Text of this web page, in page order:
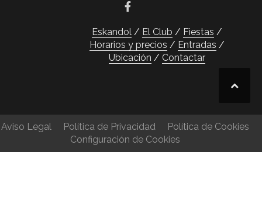
Eskandol El Club
Fiestas
Horarios y precios
Entradas
Ubicación
Contactar
Aviso Legal Política de Privacidad
Política de Cookies
Configuración de Cookies